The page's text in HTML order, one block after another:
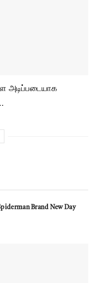
அடிப்படையாக
Brand New Day